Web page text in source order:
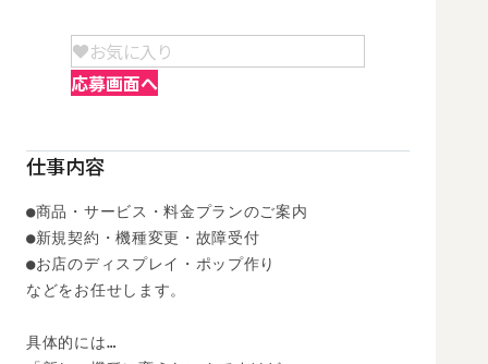
お気に入り
応募画面へ
仕事内容
●商品・サービス・料金プランのご案内
●新規契約・機種変更・故障受付
●お店のディスプレイ・ポップ作り
などをお任せします。
具体的には…